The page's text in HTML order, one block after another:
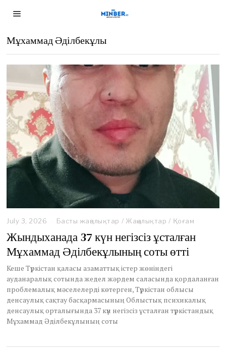
Мұхаммад Әділбекұлы
July 3, 2026
l
1
4
2
0
2
6
Басты жаңалықтар / Жаңалықтар / Қоғам
Жындыханада 37 күн негізсіз ұсталған
Мұхаммад Әділбекұлының соты өтті
Кеше Түркістан қаласы азаматтық істер жөніндегі
ауданаралық сотында жедел жәрдем саласында қордаланған
проблемалық мәселелерді көтерген, Түркістан облысы
денсаулық сақтау басқармасының Облыстық психикалық
денсаулық орталығында 37 күн негізсіз ұсталған түркістандық
Мұхаммад Әділбекұлының соты